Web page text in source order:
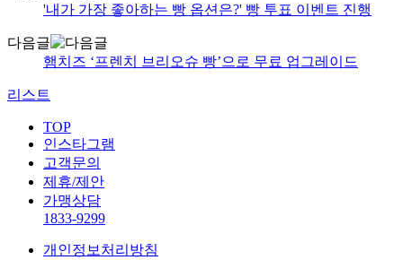
'내가 가장 좋아하는 빵 옵션은?' 빵 투표 이벤트 진행
다음글
햄치즈 ‘프렌치 브리오슈 빵’으로 무료 업그레이드
리스트
TOP
인스타그램
고객문의
제휴/제안
가맹상담
1833-9299
개인정보처리방침